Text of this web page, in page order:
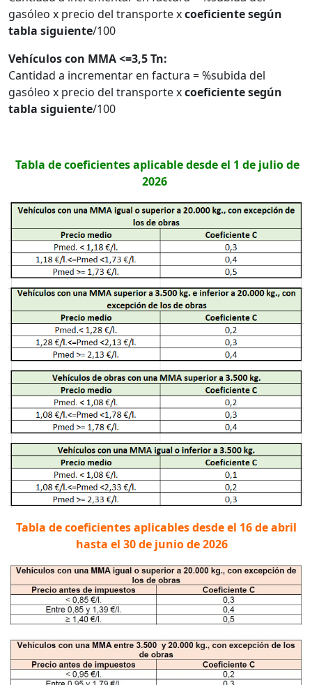
gasóleo x precio del transporte xcoeficiente según
tabla siguiente/100
Vehículos con MMA <=3,5 Tn:
Cantidad a incrementar en factura = %subida del
gasóleo x precio del transporte xcoeficiente según
tabla siguiente/100
Tabla de coeficientes aplicable desde el 1 de julio de
2026
Tabla de coeficientes aplicables desde el 16 de abril
hasta el 30 de junio de 2026